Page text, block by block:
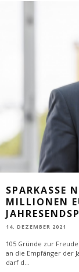
SPARKASSE
MILLIONEN
14. DEZEMBER 2021
105 Gründe zur
an die Empfänger der
darf d...